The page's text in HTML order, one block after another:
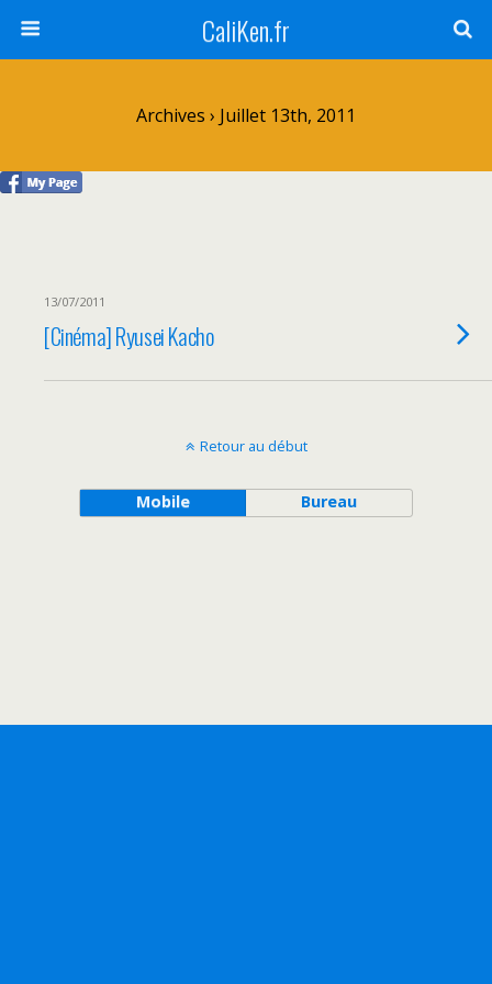
CaliKen.fr
Archives › Juillet 13th, 2011
13/07/2011
[Cinéma] Ryusei Kacho
Retour au début
Mobile Bureau